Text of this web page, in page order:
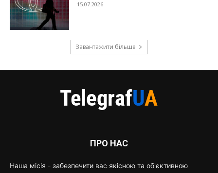
15.07.2026
Завантажити більше
ПРО НАС
Наша місія - забезпечити вас якісною та об'єктивною